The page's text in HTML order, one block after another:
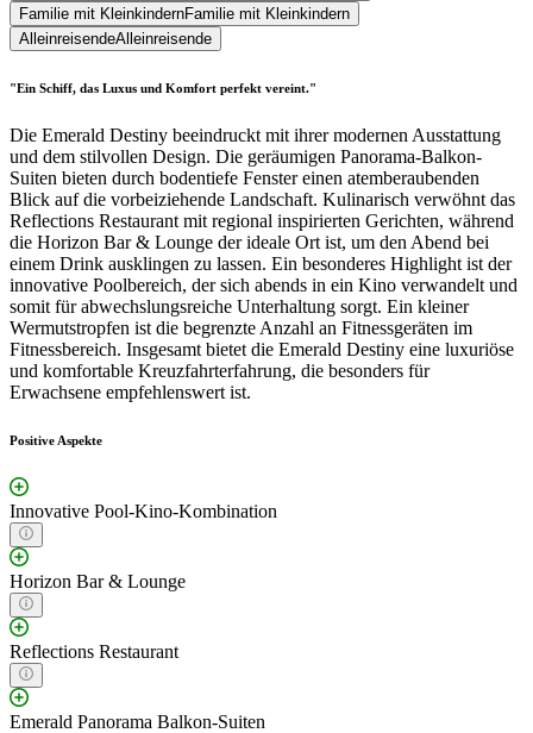
Familie mit KleinkindernFamilie mit Kleinkindern
AlleinreisendeAlleinreisende
"Ein Schiff, das Luxus und Komfort perfekt vereint."
Die Emerald Destiny beeindruckt mit ihrer modernen Ausstattung
und dem stilvollen Design. Die geräumigen Panorama-Balkon-
Suiten bieten durch bodentiefe Fenster einen atemberaubenden
Blick auf die vorbeiziehende Landschaft. Kulinarisch verwöhnt das
Reflections Restaurant mit regional inspirierten Gerichten, während
die Horizon Bar & Lounge der ideale Ort ist, um den Abend bei
einem Drink ausklingen zu lassen. Ein besonderes Highlight ist der
innovative Poolbereich, der sich abends in ein Kino verwandelt und
somit für abwechslungsreiche Unterhaltung sorgt. Ein kleiner
Wermutstropfen ist die begrenzte Anzahl an Fitnessgeräten im
Fitnessbereich. Insgesamt bietet die Emerald Destiny eine luxuriöse
und komfortable Kreuzfahrterfahrung, die besonders für
Erwachsene empfehlenswert ist.
Positive Aspekte
Innovative Pool-Kino-Kombination
Horizon Bar & Lounge
Reflections Restaurant
Emerald Panorama Balkon-Suiten